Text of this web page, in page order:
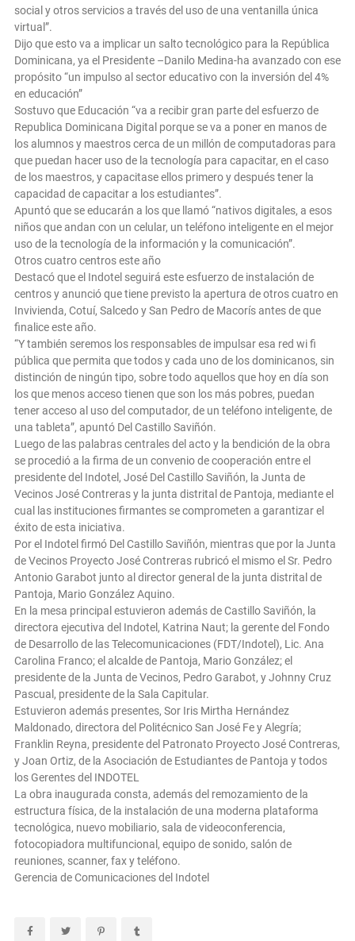
social y otros servicios a través del uso de una ventanilla única
virtual”.
Dijo que esto va a implicar un salto tecnológico para la República
Dominicana, ya el Presidente –Danilo Medina-ha avanzado con ese
propósito “un impulso al sector educativo con la inversión del 4%
en educación”
Sostuvo que Educación “va a recibir gran parte del esfuerzo de
Republica Dominicana Digital porque se va a poner en manos de
los alumnos y maestros cerca de un millón de computadoras para
que puedan hacer uso de la tecnología para capacitar, en el caso
de los maestros, y capacitase ellos primero y después tener la
capacidad de capacitar a los estudiantes”.
Apuntó que se educarán a los que llamó “nativos digitales, a esos
niños que andan con un celular, un teléfono inteligente en el mejor
uso de la tecnología de la información y la comunicación”.
Otros cuatro centros este año
Destacó que el Indotel seguirá este esfuerzo de instalación de
centros y anunció que tiene previsto la apertura de otros cuatro en
Invivienda, Cotuí, Salcedo y San Pedro de Macorís antes de que
finalice este año.
“Y también seremos los responsables de impulsar esa red wi fi
pública que permita que todos y cada uno de los dominicanos, sin
distinción de ningún tipo, sobre todo aquellos que hoy en día son
los que menos acceso tienen que son los más pobres, puedan
tener acceso al uso del computador, de un teléfono inteligente, de
una tableta”, apuntó Del Castillo Saviñón.
Luego de las palabras centrales del acto y la bendición de la obra
se procedió a la firma de un convenio de cooperación entre el
presidente del Indotel, José Del Castillo Saviñón, la Junta de
Vecinos José Contreras y la junta distrital de Pantoja, mediante el
cual las instituciones firmantes se comprometen a garantizar el
éxito de esta iniciativa.
Por el Indotel firmó Del Castillo Saviñón, mientras que por la Junta
de Vecinos Proyecto José Contreras rubricó el mismo el Sr. Pedro
Antonio Garabot junto al director general de la junta distrital de
Pantoja, Mario González Aquino.
En la mesa principal estuvieron además de Castillo Saviñón, la
directora ejecutiva del Indotel, Katrina Naut; la gerente del Fondo
de Desarrollo de las Telecomunicaciones (FDT/Indotel), Lic. Ana
Carolina Franco; el alcalde de Pantoja, Mario González; el
presidente de la Junta de Vecinos, Pedro Garabot, y Johnny Cruz
Pascual, presidente de la Sala Capitular.
Estuvieron además presentes, Sor Iris Mirtha Hernández
Maldonado, directora del Politécnico San José Fe y Alegría;
Franklin Reyna, presidente del Patronato Proyecto José Contreras,
y Joan Ortiz, de la Asociación de Estudiantes de Pantoja y todos
los Gerentes del INDOTEL
La obra inaugurada consta, además del remozamiento de la
estructura física, de la instalación de una moderna plataforma
tecnológica, nuevo mobiliario, sala de videoconferencia,
fotocopiadora multifuncional, equipo de sonido, salón de
reuniones, scanner, fax y teléfono.
Gerencia de Comunicaciones del Indotel